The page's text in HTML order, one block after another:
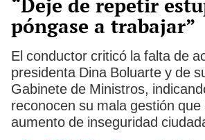
“Deje de repetir
póngase a trabajar”
El conductor criticó la falta de
presidenta Dina Boluarte y de
Gabinete de Ministros,
reconocen su mala gestión que
aumento de inseguridad